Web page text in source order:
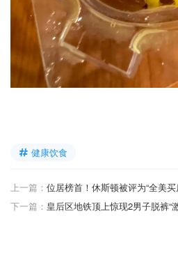
健康饮食
上一篇：
下一篇： 皇后区地铁顶上惊现2男子脱裤“